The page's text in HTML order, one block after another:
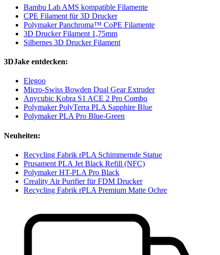
Bambu Lab AMS kompatible Filamente
CPE Filament für 3D Drucker
Polymaker Panchroma™ CoPE Filamente
3D Drucker Filament 1,75mm
Silbernes 3D Drucker Filament
3DJake entdecken:
Elegoo
Micro-Swiss Bowden Dual Gear Extruder
Anycubic Kobra S1 ACE 2 Pro Combo
Polymaker PolyTerra PLA Sapphire Blue
Polymaker PLA Pro Blue-Green
Neuheiten:
Recycling Fabrik rPLA Schimmernde Statue
Prusament PLA Jet Black Refill (NFC)
Polymaker HT-PLA Pro Black
Creality Air Purifier für FDM Drucker
Recycling Fabrik rPLA Premium Matte Ochre